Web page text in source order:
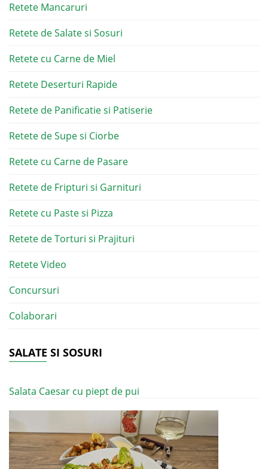
Retete Mancaruri
Retete de Salate si Sosuri
Retete cu Carne de Miel
Retete Deserturi Rapide
Retete de Panificatie si Patiserie
Retete de Supe si Ciorbe
Retete cu Carne de Pasare
Retete de Fripturi si Garnituri
Retete cu Paste si Pizza
Retete de Torturi si Prajituri
Retete Video
Concursuri
Colaborari
SALATE SI SOSURI
Salata Caesar cu piept de pui